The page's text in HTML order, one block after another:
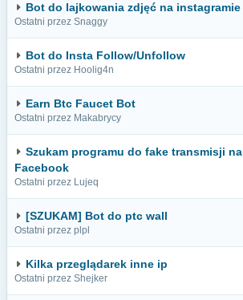
Bot do lajkowania zdjęć na instagramie
Ostatni przez Snaggy
Bot do Insta Follow/Unfollow
Ostatni przez Hoolig4n
Earn Btc Faucet Bot
Ostatni przez Makabrycy
Szukam programu do fake transmisji na
Facebook
Ostatni przez Lujeq
[SZUKAM] Bot do ptc wall
Ostatni przez plpl
Kilka przeglądarek inne ip
Ostatni przez Shejker